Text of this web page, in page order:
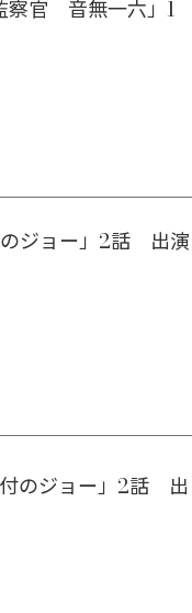
察官 音無一六」1
ジョー」2話 出演
のジョー」2話 出